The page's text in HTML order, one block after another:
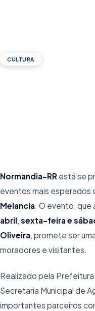
CULTURA
Normandia-RR está se
eventos mais esperados
Melancia. O evento, que
abril, sexta-feira e
Oliveira, promete ser
moradores e visitantes.
Realizado pela
Secretaria Municipal de
importantes parceiros